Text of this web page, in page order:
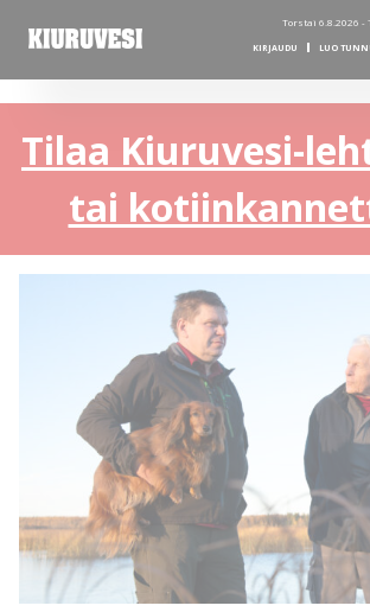
Torstai 6.8.2026 -
KIRJAUDU LUO
Tilaa Kiuruvesi-
tai